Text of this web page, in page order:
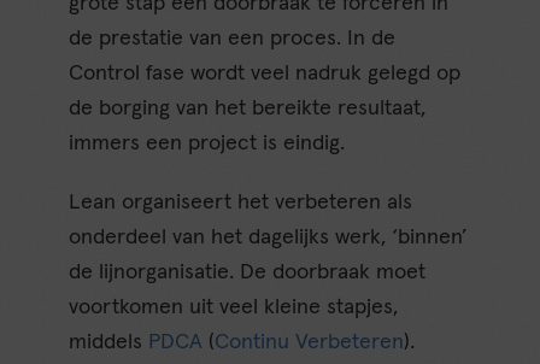
de prestatie van een proces. In de
Control fase wordt veel nadruk gelegd op
de borging van het bereikte resultaat,
immers een project is eindig.
Lean organiseert het verbeteren als
onderdeel van het dagelijks werk, ‘binnen’
de lijnorganisatie. De doorbraak moet
voortkomen uit veel kleine stapjes,
middels PDCA (Continu Verbeteren).